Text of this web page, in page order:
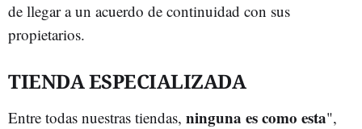
de llegar a un acuerdo de continuidad con sus
propietarios.
TIENDA ESPECIALIZADA
Entre todas nuestras tiendas, ninguna es como esta",